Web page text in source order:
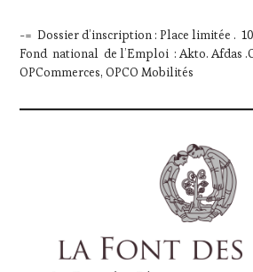
WINE
TOURISM
TOUR ,
WINETASTINGVOUCHER.COM
-= Dossier d’inscription : Place limitée .
Fond national de l’Emploi : Akto. Afdas
OPCommerces, OPCO Mobilités